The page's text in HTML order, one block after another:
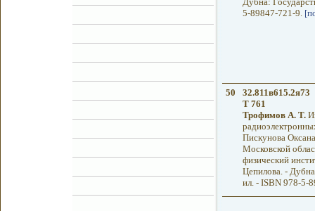
5-89847-721-9.
50
32.811в615.2я73
Т 761
Трофимов А. Т.
Пискунова
Московской
физический
Цепилова. -
ил. - ISBN 978-5-